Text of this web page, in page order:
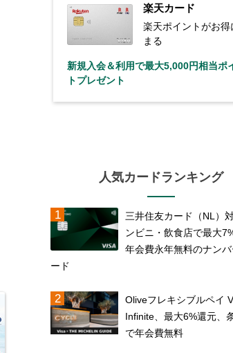
楽天カード
楽天ポイントがお得
まる
新規入会＆利用で最大5,000円相当ポ
トプレゼント
人気カードランキング
三井住友カード（NL）
ンビニ・飲食店で最大
年会費永年無料のナン
ード
Oliveフレキシブルペイ
Infinite、最大6%還元、
で年会費無料